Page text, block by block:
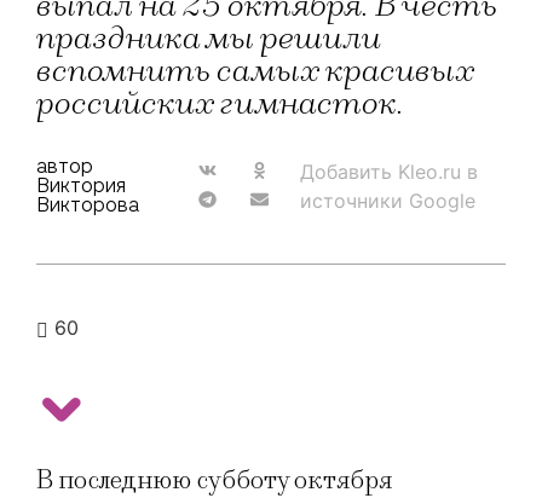
праздника мы решили
вспомнить самых красивых
российских гимнасток.
автор
Виктория
Викторова
Добавить Kleo.ru в
источники Google
60
В последнюю субботу октября